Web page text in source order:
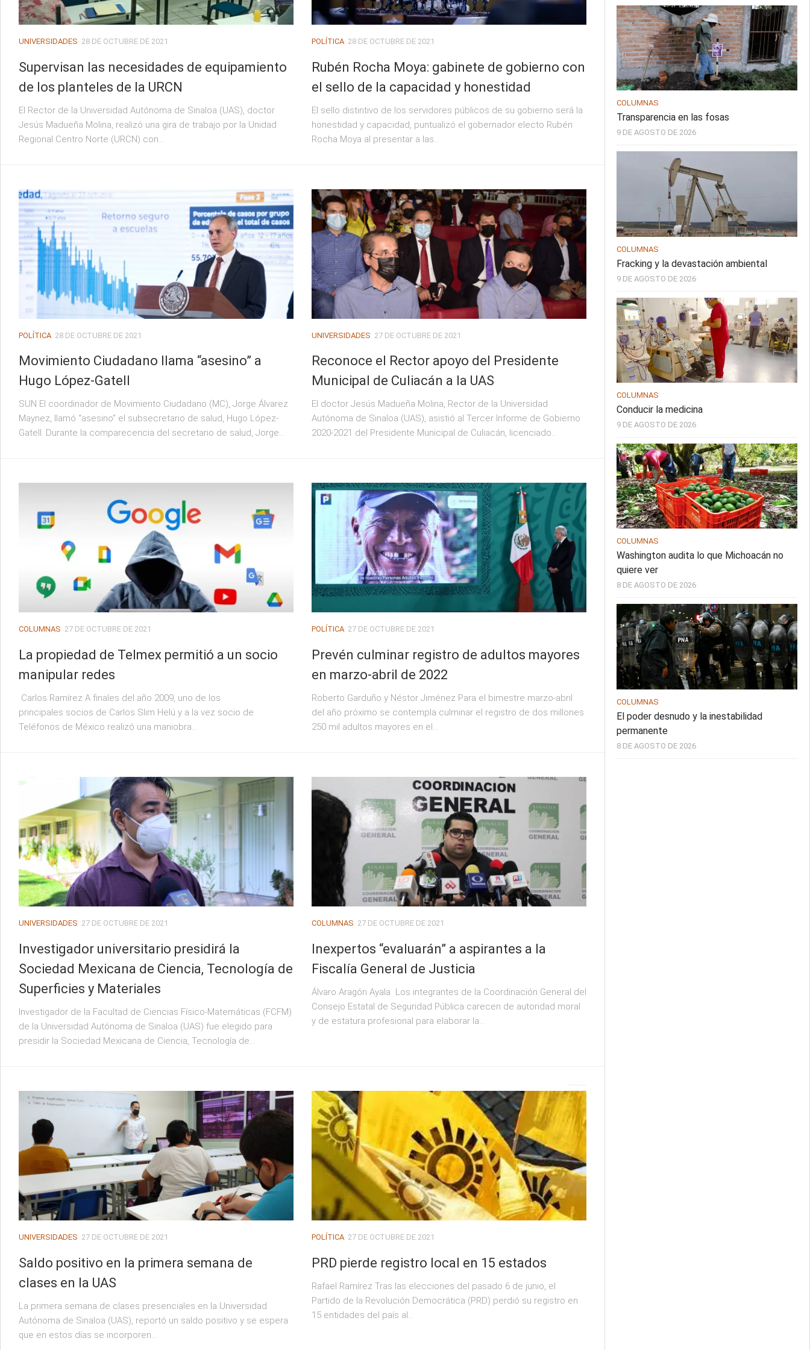
UNIVERSIDADES 28 DE OCTUBRE DE 2021
Supervisan las necesidades de equipamiento
de los planteles de la URCN
El Rector de la Universidad Autónoma de Sinaloa (UAS), doctor
Jesús Madueña Molina, realizó una gira de trabajo por la Unidad
Regional Centro Norte (URCN) con...
POLÍTICA 28 DE OCTUBRE DE 2021
Rubén Rocha Moya: gabinete de gobierno con
el sello de la capacidad y honestidad
El sello distintivo de los servidores públicos de su gobierno será la
honestidad y capacidad, puntualizó el gobernador electo Rubén
Rocha Moya al presentar a las...
POLÍTICA 28 DE OCTUBRE DE 2021
Movimiento Ciudadano llama “asesino” a
Hugo López-Gatell
SUN El coordinador de Movimiento Ciudadano (MC), Jorge Álvarez
Maynez, llamó “asesino” el subsecretario de salud, Hugo López-
Gatell. Durante la comparecencia del secretario de salud, Jorge...
UNIVERSIDADES 27 DE OCTUBRE DE 2021
Reconoce el Rector apoyo del Presidente
Municipal de Culiacán a la UAS
El doctor Jesús Madueña Molina, Rector de la Universidad
Autónoma de Sinaloa (UAS), asistió al Tercer Informe de Gobierno
2020-2021 del Presidente Municipal de Culiacán, licenciado...
COLUMNAS 27 DE OCTUBRE DE 2021
La propiedad de Telmex permitió a un socio
manipular redes
Carlos Ramírez A finales del año 2009, uno de los
principales socios de Carlos Slim Helú y a la vez socio de
Teléfonos de México realizó una maniobra...
POLÍTICA 27 DE OCTUBRE DE 2021
Prevén culminar registro de adultos mayores
en marzo-abril de 2022
Roberto Garduño y Néstor Jiménez Para el bimestre marzo-abril
del año próximo se contempla culminar el registro de dos millones
250 mil adultos mayores en el...
UNIVERSIDADES 27 DE OCTUBRE DE 2021
Investigador universitario presidirá la
Sociedad Mexicana de Ciencia, Tecnología de
Superficies y Materiales
Investigador de la Facultad de Ciencias Físico-Matemáticas (FCFM)
de la Universidad Autónoma de Sinaloa (UAS) fue elegido para
presidir la Sociedad Mexicana de Ciencia, Tecnología de...
COLUMNAS 27 DE OCTUBRE DE 2021
Inexpertos “evaluarán” a aspirantes a la
Fiscalía General de Justicia
Álvaro Aragón Ayala Los integrantes de la Coordinación General del
Consejo Estatal de Seguridad Pública carecen de autoridad moral
y de estatura profesional para elaborar la...
UNIVERSIDADES 27 DE OCTUBRE DE 2021
Saldo positivo en la primera semana de
clases en la UAS
La primera semana de clases presenciales en la Universidad
Autónoma de Sinaloa (UAS), reportó un saldo positivo y se espera
que en estos días se incorporen...
POLÍTICA 27 DE OCTUBRE DE 2021
PRD pierde registro local en 15 estados
Rafael Ramírez Tras las elecciones del pasado 6 de junio, el
Partido de la Revolución Democrática (PRD) perdió su registro en
15 entidades del país al...
COLUMNAS
Transparencia en las fosas
9 DE AGOSTO DE 2026
COLUMNAS
Fracking y la devastación ambiental
9 DE AGOSTO DE 2026
COLUMNAS
Conducir la medicina
9 DE AGOSTO DE 2026
COLUMNAS
Washington audita lo que Michoacán no
quiere ver
8 DE AGOSTO DE 2026
COLUMNAS
El poder desnudo y la inestabilidad
permanente
8 DE AGOSTO DE 2026